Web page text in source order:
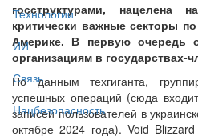
Технологии
ИИ
Связь
Нацбезопасность
госструктурами, нацелена
критически важные секторы
Америке. В первую очередь
организациям в государствах-
По данным техгиганта,
успешных операций (сюда
записей пользователей в
октябре 2024 года). Void